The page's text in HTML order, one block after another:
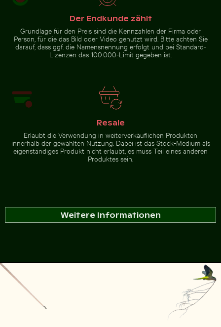
Zur Stock-Kollektion
Der Endkunde zählt
Grundlage für den Preis sind die Kennzahlen der Firma oder
Person, für die das Bild oder Video genutzt wird. Bitte achten Sie
darauf, dass ggf. die Namensnennung erfolgt und bei Standard-
Lizenzen das 100.000-Limit gegeben ist.
Resale
Erlaubt die Verwendung in weiterverkäuflichen Produkten
innerhalb der gewählten Nutzung. Dabei ist das Stock-Medium als
eigenständiges Produkt nicht erlaubt, es muss Teil eines anderen
Produktes sein.
Weitere Informationen